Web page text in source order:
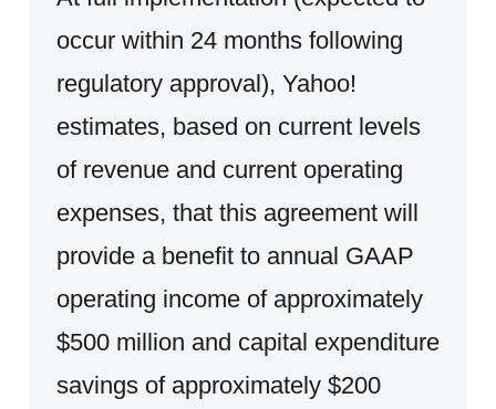
occur within 24 months following
regulatory approval), Yahoo!
estimates, based on current levels
of revenue and current operating
expenses, that this agreement will
provide a benefit to annual GAAP
operating income of approximately
$500 million and capital expenditure
savings of approximately $200